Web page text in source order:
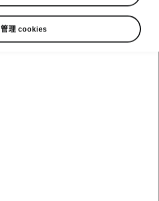
管理 cookies